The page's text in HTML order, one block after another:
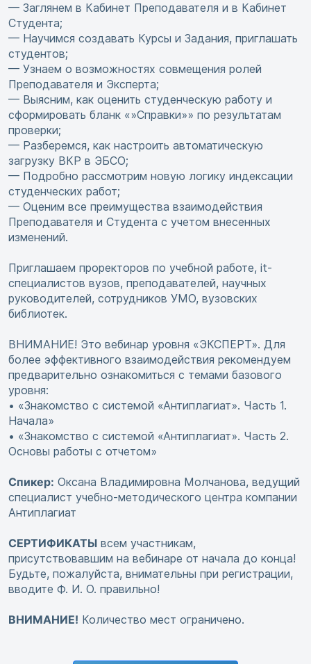
— Заглянем в Кабинет Преподавателя и в Кабинет
Студента;
— Научимся создавать Курсы и Задания, приглашать
студентов;
— Узнаем о возможностях совмещения ролей
Преподавателя и Эксперта;
— Выясним, как оценить студенческую работу и
сформировать бланк «»Справки»» по результатам
проверки;
— Разберемся, как настроить автоматическую
загрузку ВКР в ЭБСО;
— Подробно рассмотрим новую логику индексации
студенческих работ;
— Оценим все преимущества взаимодействия
Преподавателя и Студента с учетом внесенных
изменений.
Приглашаем проректоров по учебной работе, it-
специалистов вузов, преподавателей, научных
руководителей, сотрудников УМО, вузовских
библиотек.
ВНИМАНИЕ! Это вебинар уровня «ЭКСПЕРТ». Для
более эффективного взаимодействия рекомендуем
предварительно ознакомиться с темами базового
уровня:
• «Знакомство с системой «Антиплагиат». Часть 1.
Начала»
• «Знакомство с системой «Антиплагиат». Часть 2.
Основы работы с отчетом»
Спикер: Оксана Владимировна Молчанова, ведущий
специалист учебно-методического центра компании
Антиплагиат
СЕРТИФИКАТЫ всем участникам,
присутствовавшим на вебинаре от начала до конца!
Будьте, пожалуйста, внимательны при регистрации,
вводите Ф. И. О. правильно!
ВНИМАНИЕ! Количество мест ограничено.